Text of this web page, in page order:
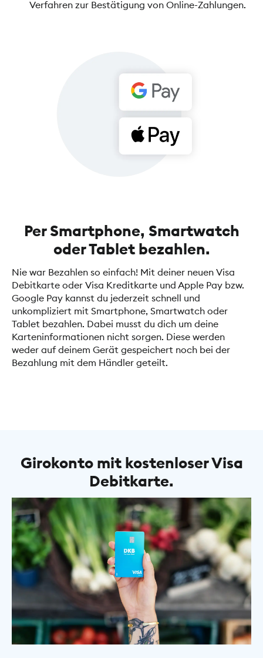
Verfahren zur Bestätigung von Online-Zahlungen.
Per Smartphone, Smartwatch
oder Tablet bezahlen.
Nie war Bezahlen so einfach! Mit deiner neuen Visa
Debitkarte oder Visa Kreditkarte und Apple Pay bzw.
Google Pay kannst du jederzeit schnell und
unkompliziert mit Smartphone, Smartwatch oder
Tablet bezahlen. Dabei musst du dich um deine
Karteninformationen nicht sorgen. Diese werden
weder auf deinem Gerät gespeichert noch bei der
Bezahlung mit dem Händler geteilt.
Girokonto mit kostenloser Visa
Debitkarte.